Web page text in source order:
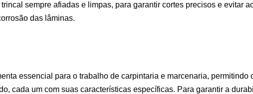
sempre afiadas e limpas, para garantir cortes precisos e evitar
das lâminas.
essencial para o trabalho de carpintaria e marcenaria,
cada um com suas características específicas. Para garantir a